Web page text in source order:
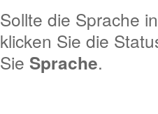
Sollte die Sprache
klicken Sie die
Sie Sprache.